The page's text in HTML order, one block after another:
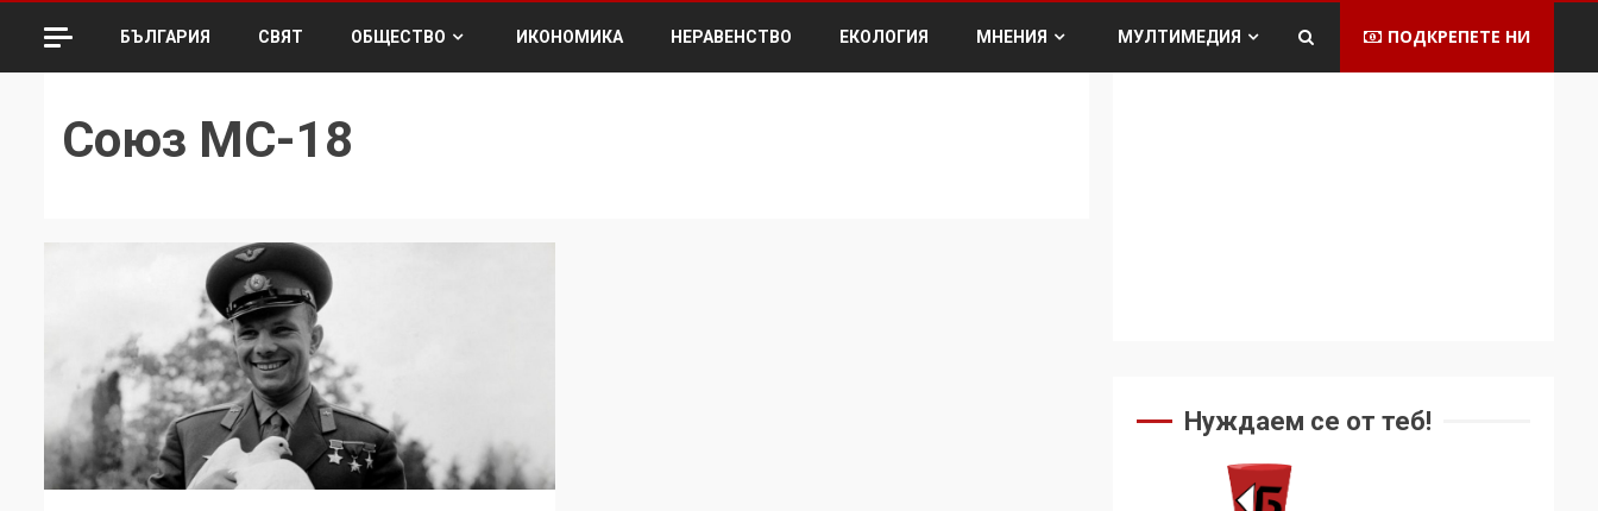
БЪЛГАРИЯ СВЯТ ОБЩЕСТВО ИКОНОМИКА НЕРАВЕНСТВО ЕКОЛОГИЯ МНЕНИЯ МУЛТИМЕДИЯ ПОДКРЕПЕТЕ НИ
Союз МС-18
Нуждаем се от теб!